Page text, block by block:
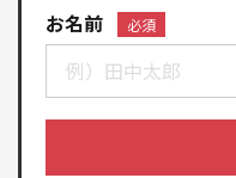
お名前
必須